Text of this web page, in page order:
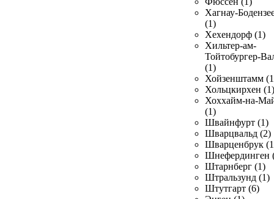
Хагнау-
(1)
Хехендорф (1)
Хильтер-ам-
Тойтобургер-
(1)
Хойзенштамм
Хольцкирхен (1)
Хоххайм-на-
(1)
Швайнфурт (1)
Шварцвальд (2)
Шварценбрук
Шнефердинген
Штарнберг (1)
Штральзунд (1)
Штутгарт (6)